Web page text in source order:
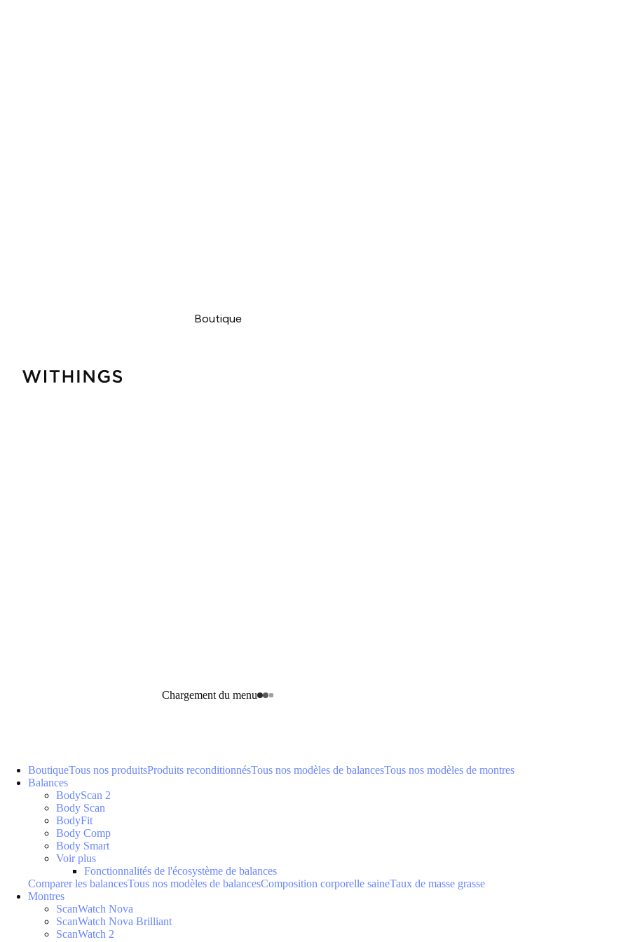
Boutique
Chargement du menu
BoutiqueTous nos produitsProduits reconditionnésTous nos modèles de balancesTous nos modèles de montres
Balances
BodyScan 2
Body Scan
BodyFit
Body Comp
Body Smart
Voir plus
Fonctionnalités de l'écosystème de balances
Comparer les balancesTous nos modèles de balancesComposition corporelle saineTaux de masse grasse
Montres
ScanWatch Nova
ScanWatch Nova Brilliant
ScanWatch 2